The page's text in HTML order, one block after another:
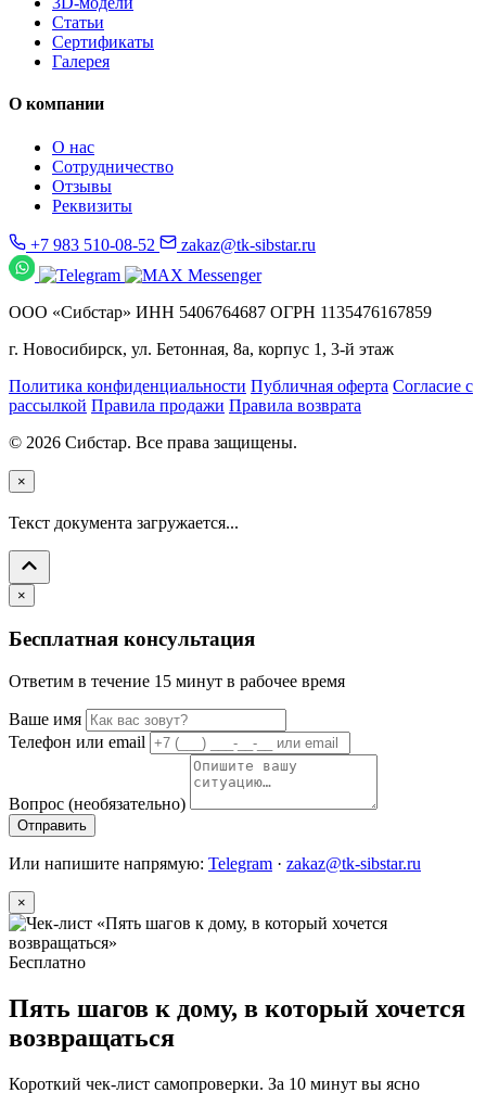
Статьи
Сертификаты
Галерея
О компании
О нас
Сотрудничество
Отзывы
Реквизиты
+7 983 510-08-52 zakaz@tk-sibstar.ru
ООО «Сибстар» ИНН 5406764687 ОГРН 1135476167859
г. Новосибирск, ул. Бетонная, 8а, корпус 1, 3-й этаж
Политика конфиденциальности Публичная оферта Согласие с
рассылкой Правила продажи Правила возврата
© 2026 Сибстар. Все права защищены.
×
Текст документа загружается...
×
Бесплатная консультация
Ответим в течение 15 минут в рабочее время
Ваше имя
Телефон или email
Вопрос (необязательно)
Отправить
Или напишите напрямую: Telegram · zakaz@tk-sibstar.ru
×
Бесплатно
Пять шагов к дому, в который хочется
возвращаться
Короткий чек-лист самопроверки. За 10 минут вы ясно